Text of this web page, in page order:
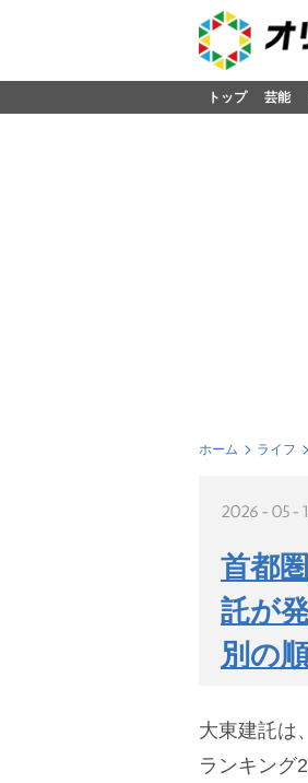
トップ 芸能
ホーム ライフ
2026-05-
首都
託が
別の
大東建託は
ランキング